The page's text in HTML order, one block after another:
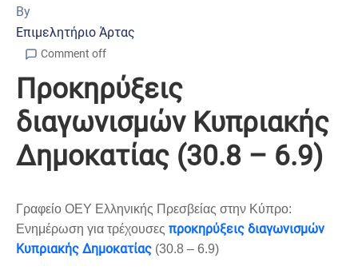
By
Επιμελητήριο Άρτας
Comment off
Προκηρύξεις
διαγωνισμών Κυπριακής
Δημοκατίας (30.8 – 6.9)
Γραφείο ΟΕΥ Ελληνικής Πρεσβείας στην Κύπρο:
Ενημέρωση για τρέχουσες προκηρύξεις διαγωνισμών
Κυπριακής Δημοκατίας (30.8 – 6.9)